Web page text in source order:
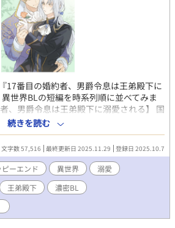
17番目の婚約者、男爵令息は王弟殿下に
世界BLの短編を時系列順に並べてみま
、男爵令息は王弟殿下に溺愛される】 国
、エレノア・マクレーン。陛下に呼び出
陛下は執務室で第5王妃と面会中。もとも
彼は、陛下の行動に心を無にしようとす
がやさしく声をかけて来て……。 【宰相
師を溺愛する】 ある日、父から職場に
の内容は婚約者が決まったというもの。
約者に戸惑いつつも、受け入れざるを得
て話す内に……。 ※イラストは第三章の
公爵令息を溺愛する』深浦 裕さん作 ※旧
続きを読む
文字数 57,516 最終更新日 2025.11.29 登録日 2025.10.7
ピーエンド 異世界
溺愛
王弟殿下
濃密BL